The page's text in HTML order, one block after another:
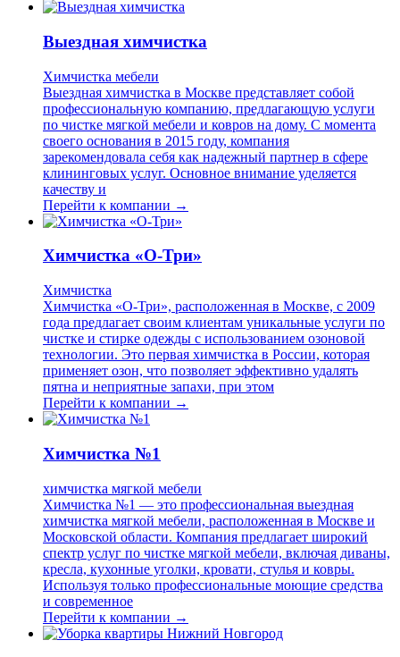
Выездная химчистка
Химчистка мебели
Выездная химчистка в Москве представляет собой
профессиональную компанию, предлагающую услуги
по чистке мягкой мебели и ковров на дому. С момента
своего основания в 2015 году, компания
зарекомендовала себя как надежный партнер в сфере
клининговых услуг. Основное внимание уделяется
качеству и
Перейти к компании →
Химчистка «О-Три»
Химчистка
Химчистка «О-Три», расположенная в Москве, с 2009
года предлагает своим клиентам уникальные услуги по
чистке и стирке одежды с использованием озоновой
технологии. Это первая химчистка в России, которая
применяет озон, что позволяет эффективно удалять
пятна и неприятные запахи, при этом
Перейти к компании →
Химчистка №1
химчистка мягкой мебели
Химчистка №1 — это профессиональная выездная
химчистка мягкой мебели, расположенная в Москве и
Московской области. Компания предлагает широкий
спектр услуг по чистке мягкой мебели, включая диваны,
кресла, кухонные уголки, кровати, стулья и ковры.
Используя только профессиональные моющие средства
и современное
Перейти к компании →